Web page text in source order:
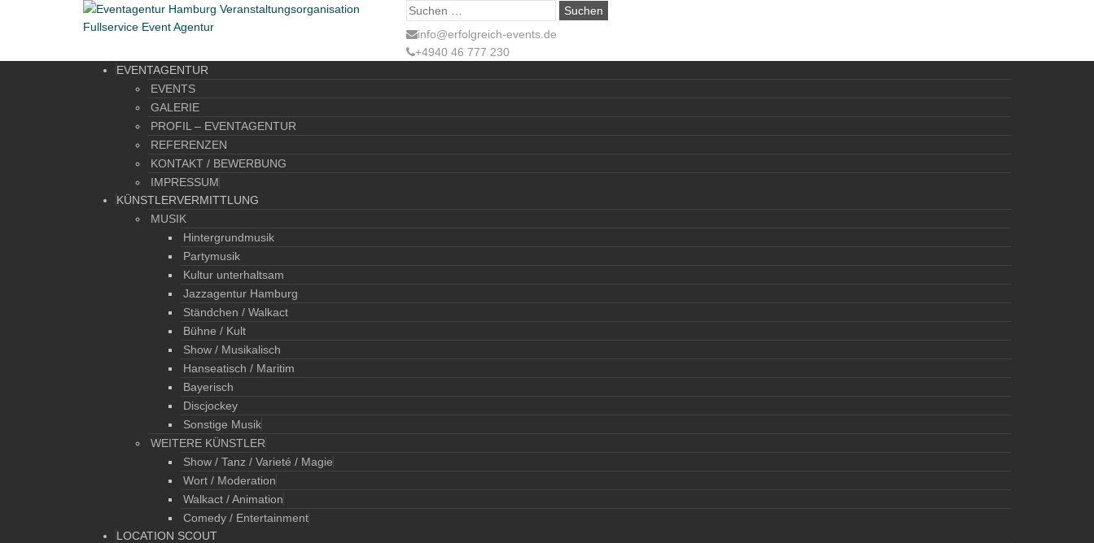
Suche
info@erfolgreich-events.de
+4940 46 777 230
EVENTAGENTUR
EVENTS
GALERIE
PROFIL – EVENTAGENTUR
REFERENZEN
KONTAKT / BEWERBUNG
IMPRESSUM
KÜNSTLERVERMITTLUNG
MUSIK
Hintergrundmusik
Partymusik
Kultur unterhaltsam
Jazzagentur Hamburg
Ständchen / Walkact
Bühne / Kult
Show / Musikalisch
Hanseatisch / Maritim
Bayerisch
Discjockey
Sonstige Musik
WEITERE KÜNSTLER
Show / Tanz / Varieté / Magie
Wort / Moderation
Walkact / Animation
Comedy / Entertainment
LOCATION SCOUT